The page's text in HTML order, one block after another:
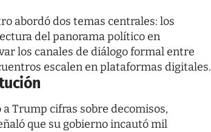
abordó dos temas centrales: los
del panorama político en
los canales de diálogo formal entre
escalen en plataformas digitales.
Trump cifras sobre decomisos,
que su gobierno incautó mil